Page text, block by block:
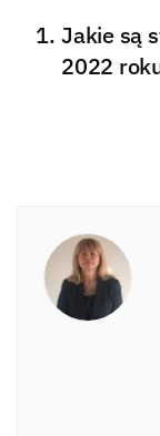
Jakie są
2022